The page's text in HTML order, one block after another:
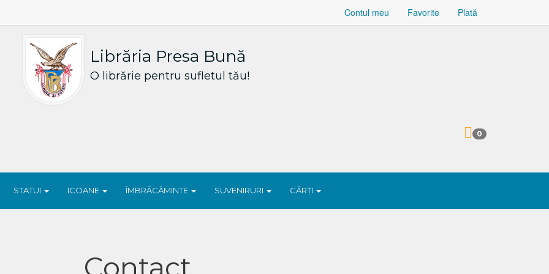
Contul meu Favorite Plată
Librăria Presa Bună
O librărie pentru sufletul tău!
0
STATUI ICOANE ÎMBRĂCĂMINTE SUVENIRURI CĂRȚI
Contact